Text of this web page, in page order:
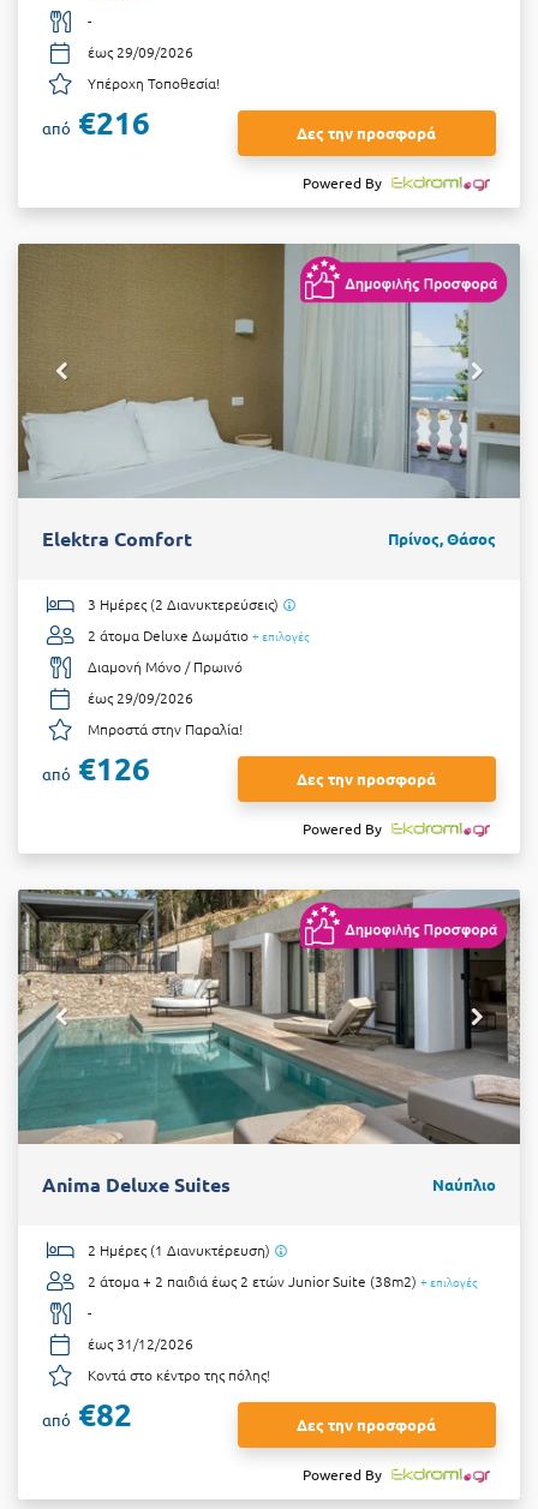
-
έως 29/09/2026
Υπέροχη Τοποθεσία!
από €216 Δες την προσφορά
Powered By
Elektra Comfort Πρίνος, Θάσος
3 Ημέρες (2 Διανυκτερεύσεις)
2 άτομα Deluxe Δωμάτιο + επιλογές
Διαμονή Μόνο / Πρωινό
έως 29/09/2026
Μπροστά στην Παραλία!
από €126 Δες την προσφορά
Powered By
Anima Deluxe Suites Ναύπλιο
2 Ημέρες (1 Διανυκτέρευση)
2 άτομα + 2 παιδιά έως 2 ετώνJunior Suite (38m2) + επιλογές
-
έως 31/12/2026
Κοντά στο κέντρο της πόλης!
από €82 Δες την προσφορά
Powered By